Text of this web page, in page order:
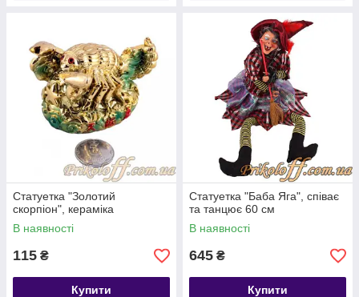
Статуетка "Золотий
скорпіон", кераміка
В наявності
115 ₴
Купити
Статуетка "Баба Яга", співає
та танцює 60 см
В наявності
645 ₴
Купити